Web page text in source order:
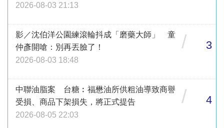
2026-08-03 21:13
影／沈伯洋公園練滾輪抖成「磨藥大師」 童
仲彥開嗆：別再丟臉了！
2026-08-03 18:48
/ 3
中聯油脂案 台糖︰福懋油所供粗油導致商譽
受損、商品下架損失，將正式提告
2026-08-05 22:03
/ 4